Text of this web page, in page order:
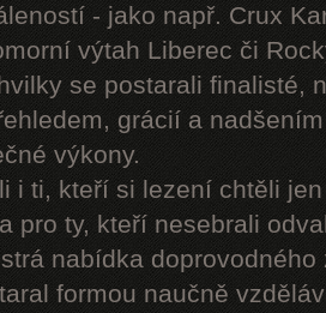
- jako např. Crux
výtah Liberec či
se postarali finalisté,
grácií a
výkony.
i ti, kteří si lezení chtěli
pro ty, kteří nesebrali
nabídka
formou naučně